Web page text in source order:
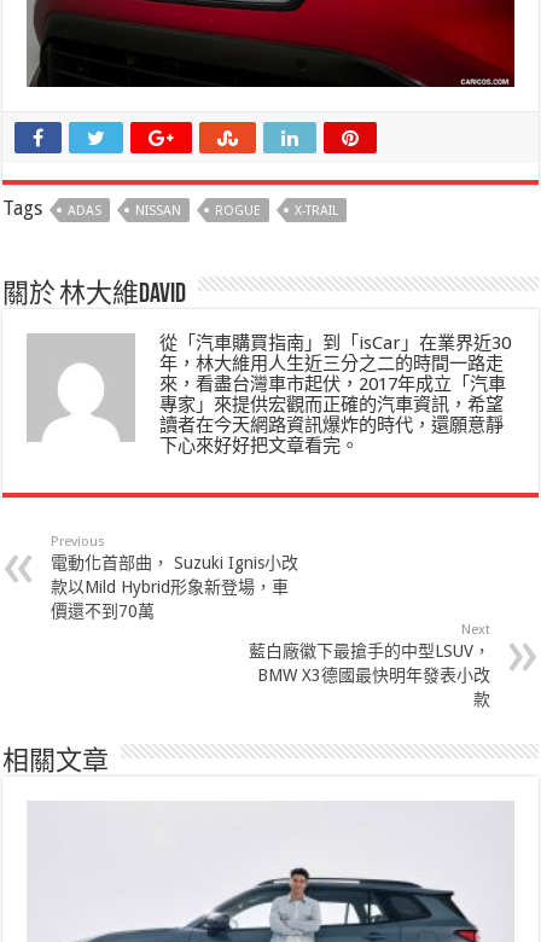
Tags ADAS NISSAN ROGUE X-TRAIL
關於 林大維David
從「汽車購買指南」到「isCar」在業界近30
年，林大維用人生近三分之二的時間一路走
來，看盡台灣車市起伏，2017年成立「汽車
專家」來提供宏觀而正確的汽車資訊，希望
讀者在今天網路資訊爆炸的時代，還願意靜
下心來好好把文章看完。
Previous
電動化首部曲， Suzuki Ignis小改
款以Mild Hybrid形象新登場，車
價還不到70萬
Next
藍白廠徽下最搶手的中型LSUV，
BMW X3德國最快明年發表小改
款
相關文章